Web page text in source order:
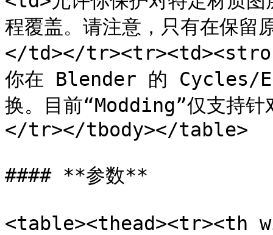
程覆盖。请注意，只有在保留
</td></
你在 Blender 的 Cycles/
换。目前“Modding”仅支持
</tr></tbody></table>
#### **参数**
<table><thead><tr><th